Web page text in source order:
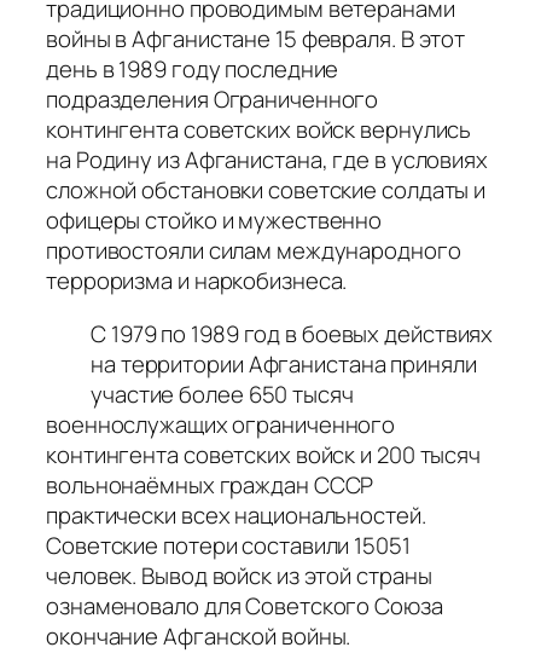
традиционно проводимым ветеранами
войны в Афганистане 15 февраля. В этот
день в 1989 году последние
подразделения Ограниченного
контингента советских войск вернулись
на Родину из Афганистана, где в условиях
сложной обстановки советские солдаты и
офицеры стойко и мужественно
противостояли силам международного
терроризма и наркобизнеса.
С 1979 по 1989 год в боевых действиях
на территории Афганистана приняли
участие более 650 тысяч
военнослужащих ограниченного
контингента советских войск и 200 тысяч
вольнонаёмных граждан СССР
практически всех национальностей.
Советские потери составили 15051
человек. Вывод войск из этой страны
ознаменовало для Советского Союза
окончание Афганской войны.